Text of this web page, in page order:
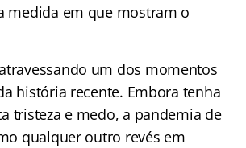
medida em que mostram o
um dos momentos
história recente. Embora tenha
tristeza e medo, a pandemia de
qualquer outro revés em